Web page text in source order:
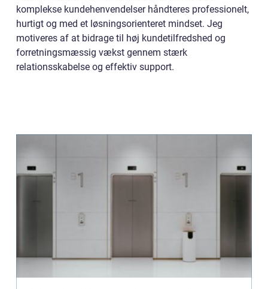
komplekse kundehenvendelser håndteres professionelt,
hurtigt og med et løsningsorienteret mindset. Jeg
motiveres af at bidrage til høj kundetilfredshed og
forretningsmæssig vækst gennem stærk
relationsskabelse og effektiv support.